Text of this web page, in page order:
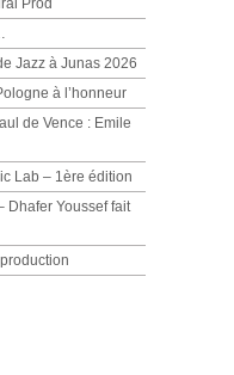
Prod
Jazz à Junas 2026
à l’honneur
de Vence : Emile
Lab – 1ère édition
Dhafer Youssef fait